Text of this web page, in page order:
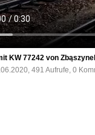
KW 77242 von
491 Aufrufe, 0